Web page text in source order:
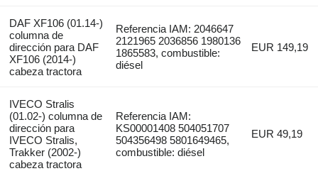
DAF XF106 (01.14-)
columna de
dirección para DAF
XF106 (2014-)
cabeza tractora
Referencia IAM: 2046647
2121965 2036856 1980136
1865583, combustible:
diésel
EUR 149,19
IVECO Stralis
(01.02-) columna de
dirección para
IVECO Stralis,
Trakker (2002-)
cabeza tractora
Referencia IAM:
KS00001408 504051707
504356498 5801649465,
combustible: diésel
EUR 49,19